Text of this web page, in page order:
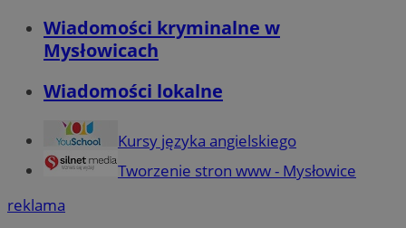
Wiadomości kryminalne w
Mysłowicach
Wiadomości lokalne
Kursy języka angielskiego
Tworzenie stron www - Mysłowice
reklama